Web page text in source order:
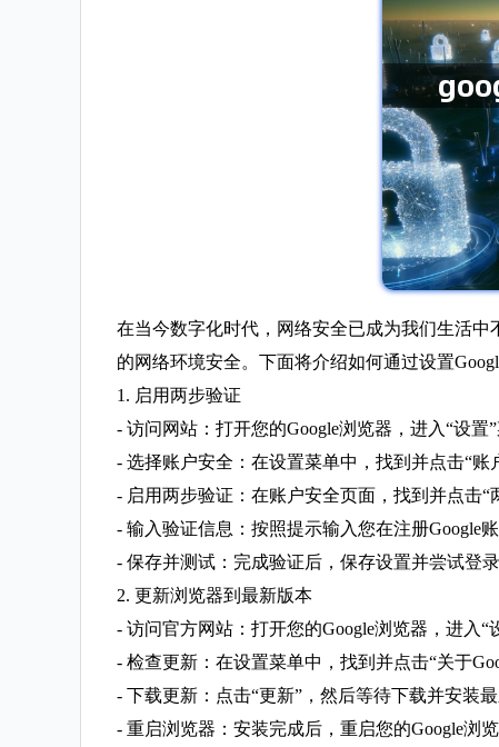
在当今数字化时代，网络安全已成为我们生活
的网络环境安全。下面将介绍如何通过设置
1. 启用两步验证
- 访问网站：打开您的Google浏览器，进入“设置”
- 选择账户安全：在设置菜单中，找到并点击“账
- 启用两步验证：在账户安全页面，找到并点击“
- 输入验证信息：按照提示输入您在注册Google
- 保存并测试：完成验证后，保存设置并尝试登
2. 更新浏览器到最新版本
- 访问官方网站：打开您的Google浏览器，进入“
- 检查更新：在设置菜单中，找到并点击“关于
- 下载更新：点击“更新”，然后等待下载并安装最
- 重启浏览器：安装完成后，重启您的Google浏览